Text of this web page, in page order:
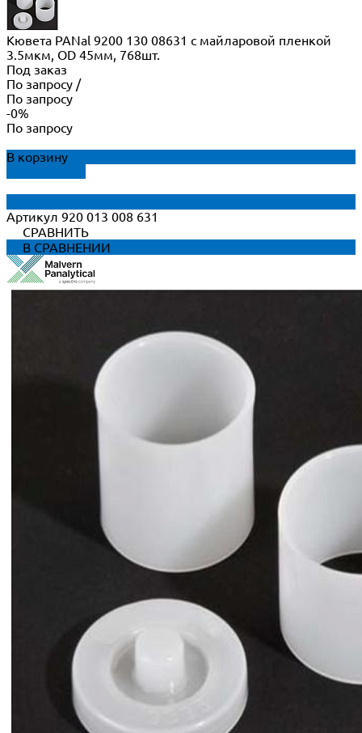
Кювета PANal 9200 130 08631 с майларовой пленкой
3.5мкм, OD 45мм, 768шт.
Под заказ
По запросу /
По запросу
-0%
По запросу
В корзину
Артикул 920 013 008 631
СРАВНИТЬ
В СРАВНЕНИИ